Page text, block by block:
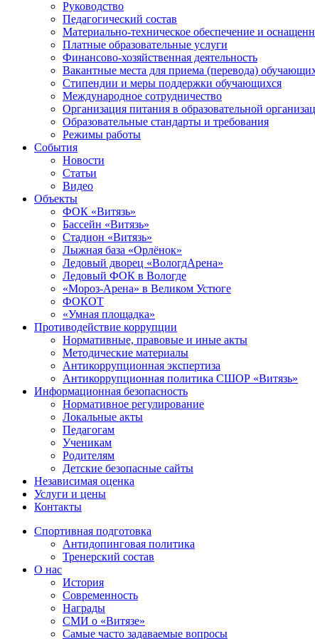
Руководство
Педагогический состав
Материально-техническое обеспечение и
Платные образовательные услуги
Финансово-хозяйственная деятельность
Вакантные места для приема (перевода)
Стипендии и меры поддержки обучающихся
Международное сотрудничество
Организация питания в образовательной
Образовательные стандарты и требования
Режимы работы
События
Новости
Статьи
Видео
Объекты
ФОК «Витязь»
Бассейн «Витязь»
Стадион «Витязь»
Лыжная база «Орлёнок»
Ледовый дворец «ВологдАрена»
Ледовый ФОК в Вологде
«Мороз-Арена» в Великом Устюге
ФОКОТ
«Умная площадка»
Противодействие коррупции
Нормативные, правовые и иные акты
Методические материалы
Антикоррупционная экспертиза
Антикоррупционная политика СШОР «Витязь»
Информационная безопасность
Нормативное регулирование
Локальные акты
Педагогам
Ученикам
Родителям
Детские безопасные сайты
Независимая оценка
Услуги и цены
Контакты
Спортивная подготовка
Антидопинговая политика
Тренерский состав
О нас
История
Современность
Награды
СМИ о «Витязе»
Самые часто задаваемые вопросы